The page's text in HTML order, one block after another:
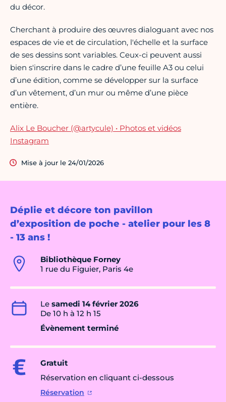
Déplie et décore ton pavillon
d’exposition de poche - atelier pour les 8
- 13 ans !
Bibliothèque Forney
1 rue du Figuier, Paris 4e
Le samedi 14 février 2026
De 10 h à 12 h 15
Évènement terminé
Gratuit
Réservation en cliquant ci-dessous
Réservation
du décor.
Cherchant à produire des œuvres dialoguant avec nos
espaces de vie et de circulation, l'échelle et la surface
de ses dessins sont variables. Ceux-ci peuvent aussi
bien s'inscrire dans le cadre d’une feuille A3 ou celui
d’une édition, comme se développer sur la surface
d’un vêtement, d’un mur ou même d’une pièce
entière.
Alix Le Boucher (@artycule) • Photos et vidéos
Instagram
Mise à jour le 24/01/2026